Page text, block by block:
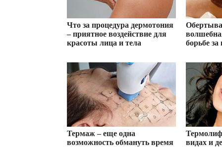
Что за процедура дермотония
– приятное воздействие для
красоты лица и тела
борьбе за
Термаж – еще одна
возможность обмануть время
видах и